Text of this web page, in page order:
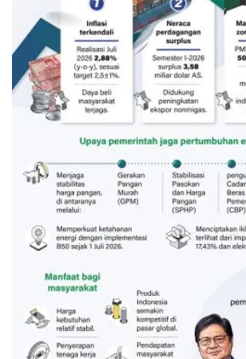
Sinyal positif perekonomian